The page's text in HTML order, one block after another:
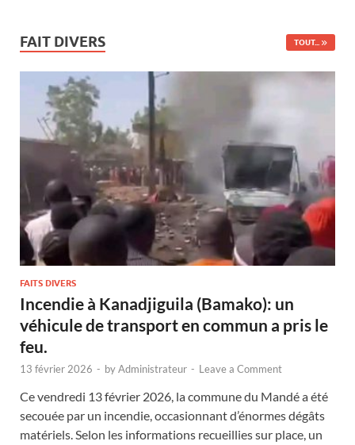
FAIT DIVERS TOUT...
FAITS DIVERS
Incendie à Kanadjiguila (Bamako): un
véhicule de transport en commun a pris le
feu.
13 février 2026 - byAdministrateur - Leave a Comment
Ce vendredi 13 février 2026, la commune du Mandé a été
secouée par un incendie, occasionnant d’énormes dégâts
matériels. Selon les informations recueillies sur place, un